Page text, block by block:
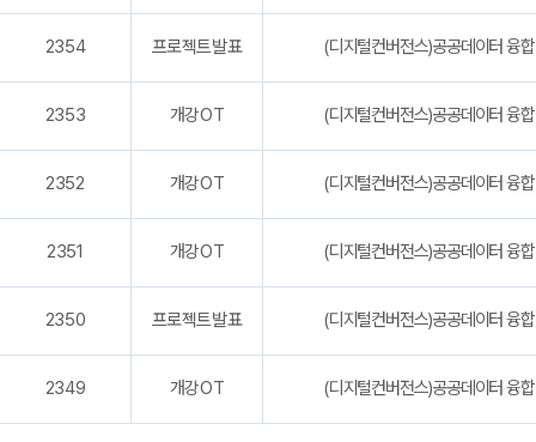
2354 프로젝트발표 (디지털컨버전스)공공데이터 융
2353 개강OT (디지털컨버전스)공공데이터 융
2352 개강OT (디지털컨버전스)공공데이터 융
2351 개강OT (디지털컨버전스)공공데이터 융
2350 프로젝트발표 (디지털컨버전스)공공데이터 융
2349 개강OT (디지털컨버전스)공공데이터 융